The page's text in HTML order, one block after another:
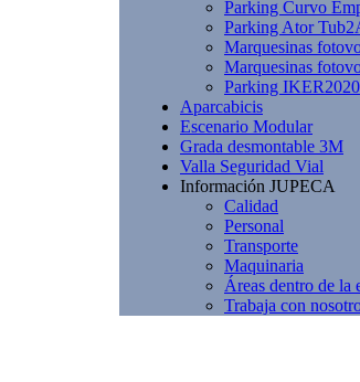
Parking Curvo
Parking Ator
Marquesinas
Marquesinas
Parking IKER2020
Aparcabicis
Escenario Modular
Grada desmontable 3M
Valla Seguridad Vial
Información JUPECA
Calidad
Personal
Transporte
Maquinaria
Áreas dentro de la
Trabaja con